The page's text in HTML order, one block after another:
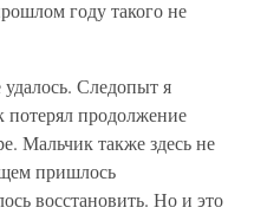
году такого не
Следопыт я
потерял продолжение
Мальчик также здесь не
пришлось
восстановить. Но и это